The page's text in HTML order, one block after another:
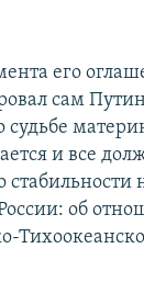
его
сам
и все
об